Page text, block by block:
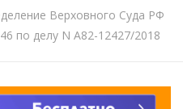
Верховного Суда РФ
по делу N А82-12427/2018